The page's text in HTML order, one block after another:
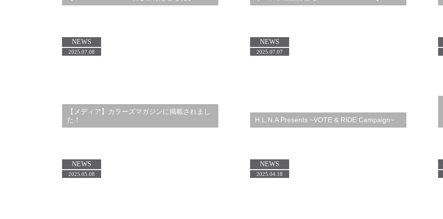
【メディア】カラーズマガジンに掲載されまし
た！
NEWS
2025.07.08
H.L.N.A Presents ~VOTE & RIDE Campaign~
NEWS
2025.07.07
NEWS
2025.05.08
NEWS
2025.04.18